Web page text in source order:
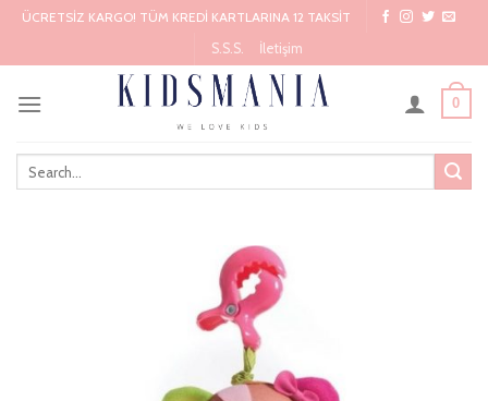
Skip
content
ÜCRETSİZ KARGO! TÜM KREDİ KARTLARINA 12 TAKSİT
S.S.S.
İletişim
0